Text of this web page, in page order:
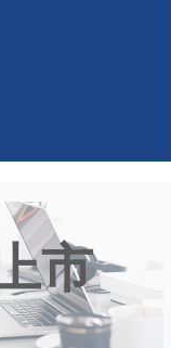
市